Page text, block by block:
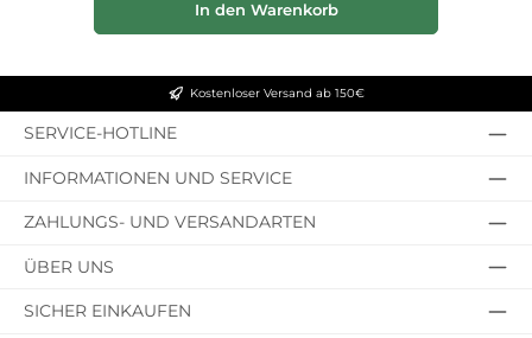
In den Warenkorb
Kostenloser Versand ab 150€
SERVICE-HOTLINE
INFORMATIONEN UND SERVICE
ZAHLUNGS- UND VERSANDARTEN
ÜBER UNS
SICHER EINKAUFEN